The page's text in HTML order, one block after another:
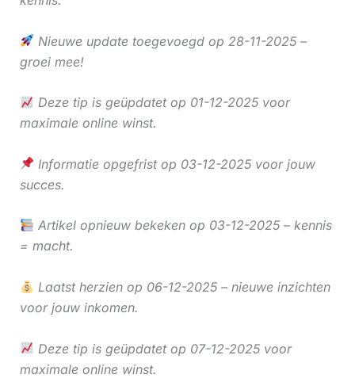
Nieuwe update toegevoegd op 28-11-2025 –
groei mee!
Deze tip is geüpdatet op 01-12-2025 voor
maximale online winst.
Informatie opgefrist op 03-12-2025 voor jouw
succes.
Artikel opnieuw bekeken op 03-12-2025 – kennis
= macht.
Laatst herzien op 06-12-2025 – nieuwe inzichten
voor jouw inkomen.
Deze tip is geüpdatet op 07-12-2025 voor
maximale online winst.